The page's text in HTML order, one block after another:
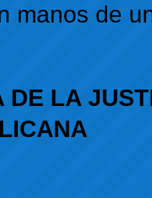
manos de
DE LA